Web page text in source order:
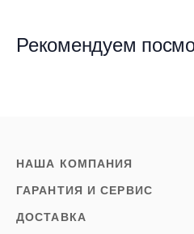
Рекомендуем
НАША КОМПАНИЯ
ГАРАНТИЯ И СЕРВИС
ДОСТАВКА